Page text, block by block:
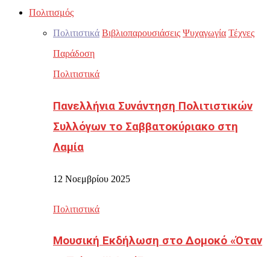
Πολιτισμός
Πολιτιστικά Βιβλιοπαρουσιάσεις Ψυχαγωγία Τέχνες
Παράδοση
Πολιτιστικά
Πανελλήνια Συνάντηση Πολιτιστικών
Συλλόγων το Σαββατοκύριακο στη
Λαμία
12 Νοεμβρίου 2025
Πολιτιστικά
Μουσική Εκδήλωση στο Δομοκό «Όταν